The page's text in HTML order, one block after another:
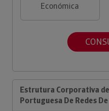
Económica
Estrutura Corporativa
Portuguesa De Redes